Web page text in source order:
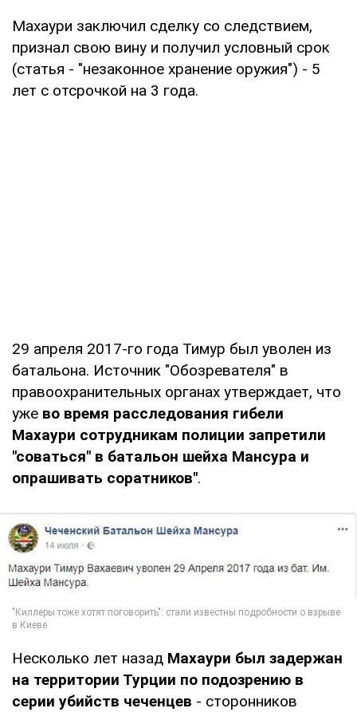
Махаури заключил сделку со следствием,
признал свою вину и получил условный срок
(статья - "незаконное хранение оружия") - 5
лет с отсрочкой на 3 года.
29 апреля 2017-го года Тимур был уволен из
батальона. Источник "Обозревателя" в
правоохранительных органах утверждает, что
уже во время расследования гибели
Махаури сотрудникам полиции запретили
"соваться" в батальон шейха Мансура и
опрашивать соратников".
Несколько лет назад Махаури был задержан
на территории Турции по подозрению в
серии убийств чеченцев - сторонников